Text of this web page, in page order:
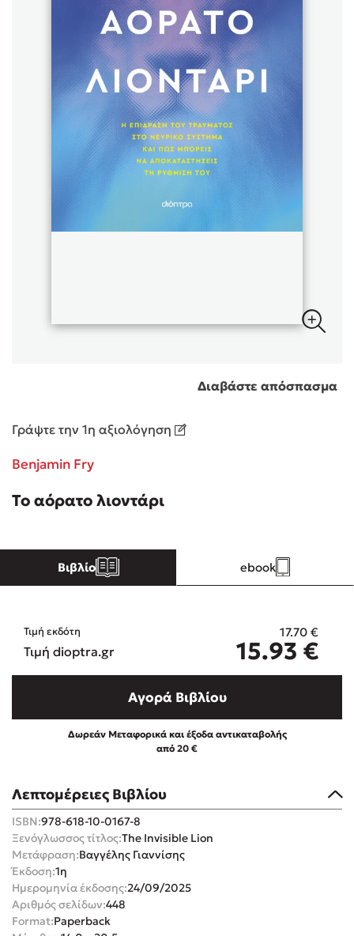
Sebastian Fitzek
Playlist
Κώστας Κρομμύδας
Το λιμάνι μου είσαι εσύ
Ένας γίγαντας στο σχολείο
Πάνω, κάτω, μπροστά, πίσω
Mel Robbins
Η μέθοδος Αφήστε τους
Διαβάστε απόσπασμα
Γράψτε την 1η αξιολόγηση
Benjamin Fry
Το αόρατο λιοντάρι
Βιβλίο ebook
Λεπτομέρειες Βιβλίου
ISBN:978-618-10-0167-8
Ξενόγλωσσος τίτλος:The Invisible Lion
Μετάφραση:Βαγγέλης Γιαννίσης
Έκδοση:1η
Ημερομηνία έκδοσης:24/09/2025
Αριθμός σελίδων:448
Format:Paperback
Τιμή εκδότη 17.70 €
Τιμή dioptra.gr 15.93 €
Αγορά Βιβλίου
Δωρεάν Μεταφορικά και έξοδα αντικαταβολής
από 20 €